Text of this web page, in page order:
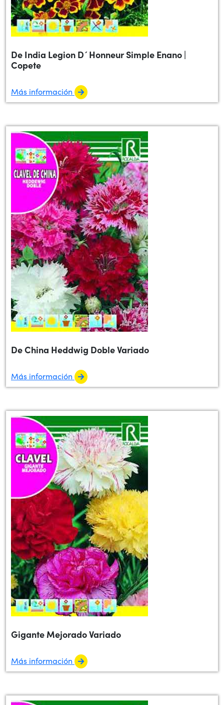
De India Legion D´Honneur Simple Enano |
Copete
Más información
De China Heddwig Doble Variado
Más información
Gigante Mejorado Variado
Más información